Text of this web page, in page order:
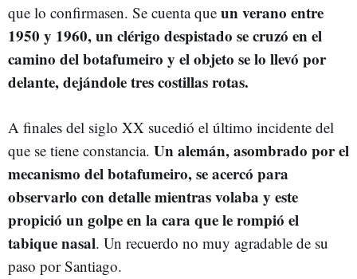
que lo confirmasen. Se cuenta que un verano entre
1950 y 1960, un clérigo despistado se cruzó en el
camino del botafumeiro y el objeto se lo llevó por
delante, dejándole tres costillas rotas.
A finales del siglo XX sucedió el último incidente del
que se tiene constancia. Un alemán, asombrado por el
mecanismo del botafumeiro, se acercó para
observarlo con detalle mientras volaba y este
propició un golpe en la cara que le rompió el
tabique nasal. Un recuerdo no muy agradable de su
paso por Santiago.